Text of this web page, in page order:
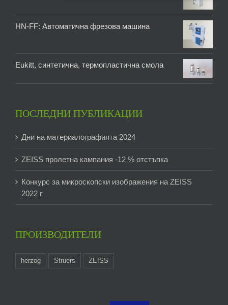
HN-FF: Автоматична фрезова машина
Eukitt, синтетична, термопластична смола
ПОСЛЕДНИ ПУБЛИКАЦИИ
Дни на материалографията 2024
ZEISS пролетна кампания -12 % отстъпка
Конкурс за микроскопски изображения на ZEISS
2022 г
ПРОИЗВОДИТЕЛИ
herzog Struers ZEISS